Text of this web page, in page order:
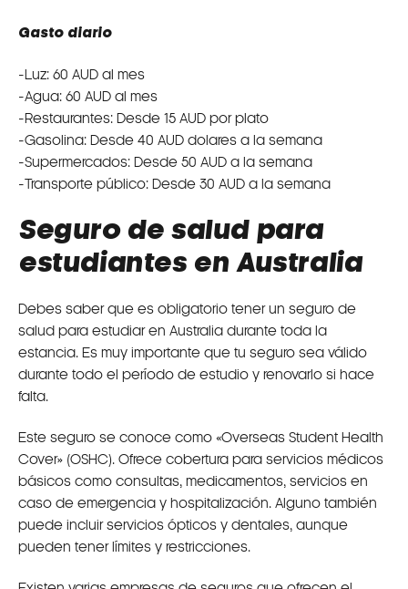
Gasto diario
-Luz: 60 AUD al mes
-Agua: 60 AUD al mes
-Restaurantes: Desde 15 AUD por plato
-Gasolina: Desde 40 AUD dolares a la semana
-Supermercados: Desde 50 AUD a la semana
-Transporte público: Desde 30 AUD a la semana
Seguro de salud para
estudiantes en Australia
Debes saber que es obligatorio tener un seguro de
salud para estudiar en Australia durante toda la
estancia. Es muy importante que tu seguro sea válido
durante todo el período de estudio y renovarlo si hace
falta.
Este seguro se conoce como «Overseas Student Health
Cover» (OSHC). Ofrece cobertura para servicios médicos
básicos como consultas, medicamentos, servicios en
caso de emergencia y hospitalización. Alguno también
puede incluir servicios ópticos y dentales, aunque
pueden tener límites y restricciones.